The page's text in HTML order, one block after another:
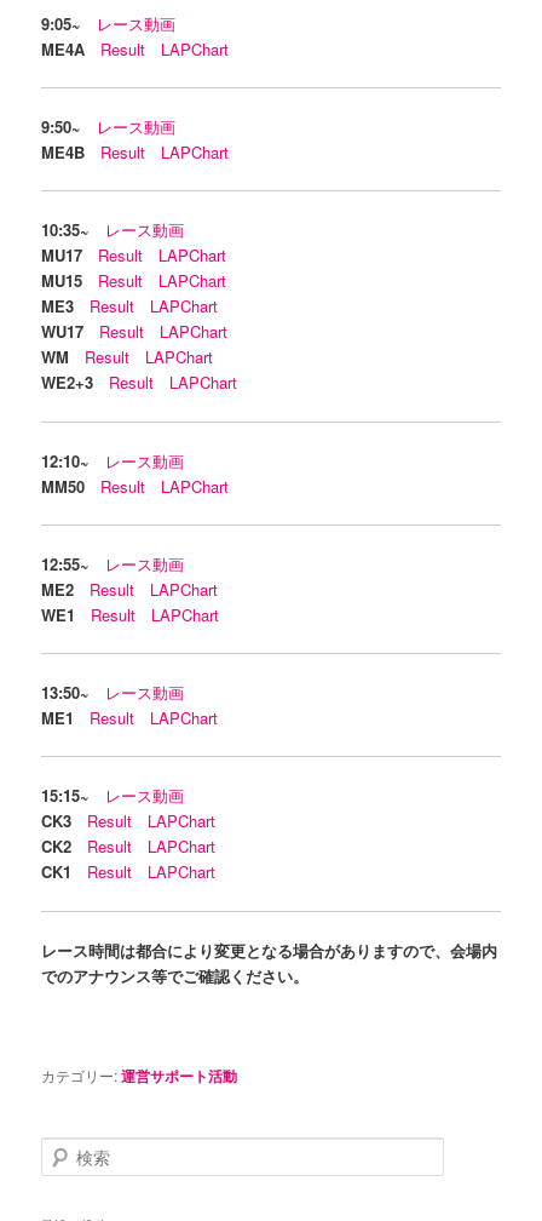
9:05~
レース動画
ME4A
Result LAPChart
9:50~
レース動画
ME4B
Result LAPChart
10:35~
レース動画
MU17 Result
LAPChart
MU15
Result
LAPChart
ME3 Result
LAPChart
WU17
Result
LAPChart
WM Result
LAPChart
WE2+3
Result LAPChart
12:10~
レース動画
MM50
Result LAPChart
12:55~
レース動画
ME2
Result
LAPChart
WE1
Result LAPChart
13:50~
レース動画
ME1
Result LAPChart
15:15~
レース動画
CK3
Result
LAPChart
CK2
Result
LAPChart
CK1
Result LAPChart
レース時間は都合により変更となる場合がありますので、会場内
でのアナウンス等でご確認ください。
カテゴリー:運営サポート活動
検
索